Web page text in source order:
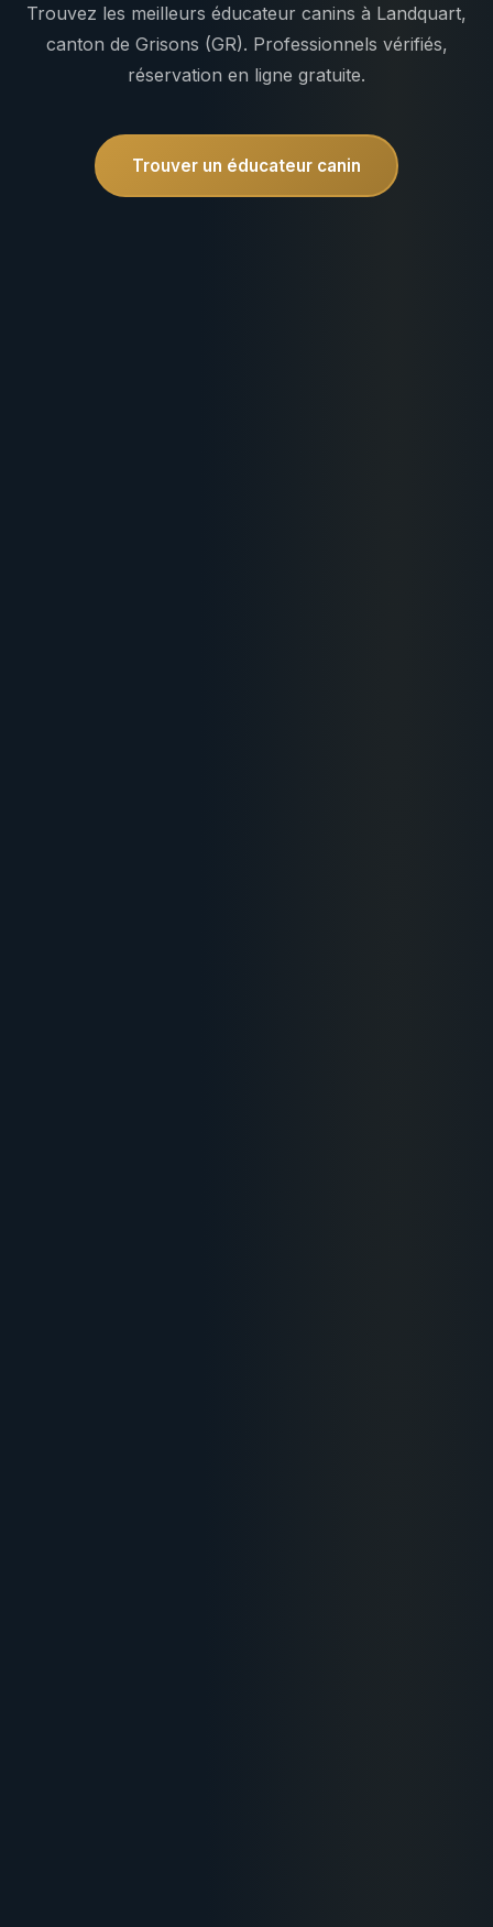
Trouvez les meilleurs éducateur canins à Landquart,
canton de Grisons (GR). Professionnels vérifiés,
réservation en ligne gratuite.
Trouver un éducateur canin